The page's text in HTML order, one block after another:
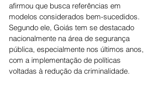
afirmou que busca referências em
modelos considerados bem-sucedidos.
Segundo ele, Goiás tem se destacado
nacionalmente na área de segurança
pública, especialmente nos últimos anos,
com a implementação de políticas
voltadas à redução da criminalidade.